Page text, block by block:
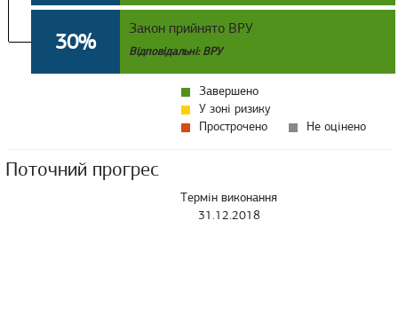
30% Закон прийнято ВРУ
Відповідальні: ВРУ
Завершено
У зоні ризику
Прострочено
Не оцінено
Поточний прогрес
Термін виконання
31.12.2018